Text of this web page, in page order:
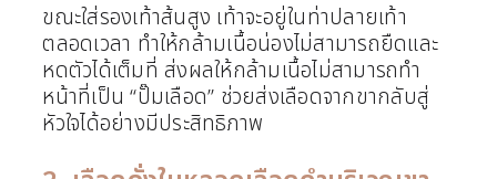
ขณะใส่รองเท้าส้นสูง เท้าจะอยู่ในท่าปลายเท้า
ตลอดเวลา ทำให้กล้ามเนื้อน่องไม่สามารถยืดและ
หดตัวได้เต็มที่ ส่งผลให้กล้ามเนื้อไม่สามารถทำ
หน้าที่เป็น “ปั๊มเลือด” ช่วยส่งเลือดจากขากลับสู่
หัวใจได้อย่างมีประสิทธิภาพ